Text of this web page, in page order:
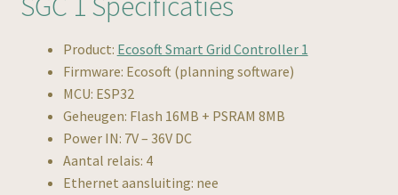
Product: Ecosoft Smart Grid Controller 1
Firmware: Ecosoft (planning software)
MCU: ESP32
Geheugen: Flash 16MB + PSRAM 8MB
Power IN: 7V – 36V DC
Aantal relais: 4
Ethernet aansluiting: nee